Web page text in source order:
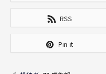
RSS
Pin it